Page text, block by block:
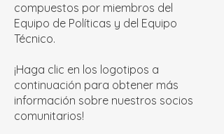
compuestos por miembros del
Equipo de Políticas y del Equipo
Técnico.
¡Haga clic en los logotipos a
continuación para obtener más
información sobre nuestros socios
comunitarios!